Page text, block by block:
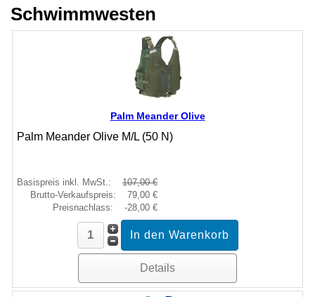
Schwimmwesten
Palm Meander Olive
Palm Meander Olive M/L (50 N)
Basispreis inkl. MwSt.:
107,00 €
Brutto-Verkaufspreis:
79,00 €
Preisnachlass:
-28,00 €
Details